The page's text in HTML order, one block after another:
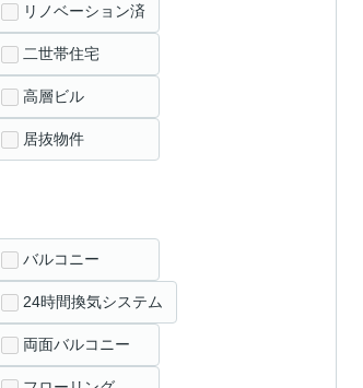
リノベーション済
二世帯住宅
高層ビル
居抜物件
バルコニー
24時間換気システム
両面バルコニー